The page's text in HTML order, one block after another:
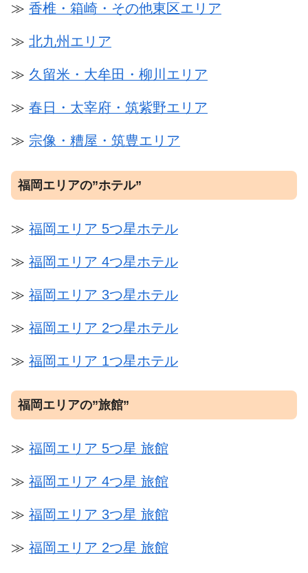
≫ 香椎・箱崎・その他東区エリア
≫ 北九州エリア
≫ 久留米・大牟田・柳川エリア
≫ 春日・太宰府・筑紫野エリア
≫ 宗像・糟屋・筑豊エリア
福岡エリアの”ホテル”
≫ 福岡エリア 5つ星ホテル
≫ 福岡エリア 4つ星ホテル
≫ 福岡エリア 3つ星ホテル
≫ 福岡エリア 2つ星ホテル
≫ 福岡エリア 1つ星ホテル
福岡エリアの”旅館”
≫ 福岡エリア 5つ星 旅館
≫ 福岡エリア 4つ星 旅館
≫ 福岡エリア 3つ星 旅館
≫ 福岡エリア 2つ星 旅館